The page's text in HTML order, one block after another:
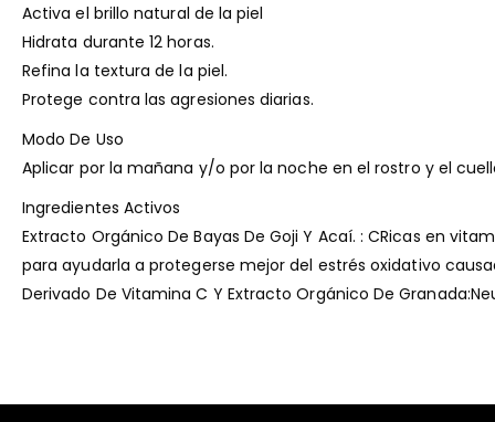
Activa el brillo natural de la piel
Hidrata durante 12 horas.
Refina la textura de la piel.
Protege contra las agresiones diarias.
Modo De Uso
Aplicar por la mañana y/o por la noche en el rostro y el
Ingredientes Activos
Extracto Orgánico De Bayas De Goji Y Acaí. : CRicas en
para ayudarla a protegerse mejor del estrés oxidativo
Derivado De Vitamina C Y Extracto Orgánico De